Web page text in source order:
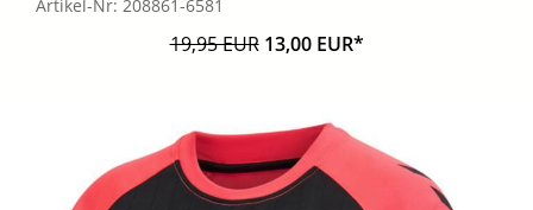
Artikel-Nr: 208861-6581
19,95 EUR13,00 EUR*